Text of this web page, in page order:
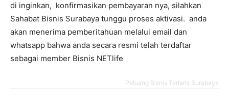
di inginkan, konfirmasikan pembayaran nya, silahkan
Sahabat Bisnis Surabaya tunggu proses aktivasi. anda
akan menerima pemberitahuan melalui email dan
whatsapp bahwa anda secara resmi telah terdaftar
sebagai member Bisnis NETlife
Peluang Bisnis Terlaris Surabaya